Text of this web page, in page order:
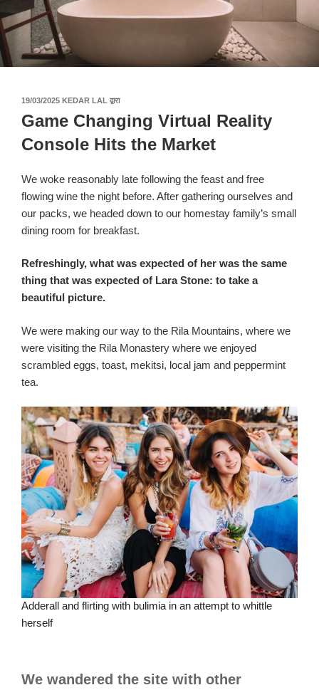
19/03/2025 पर
किया
KEDAR LAL द्वारा
Game Changing Virtual Reality
Console Hits the Market
We woke reasonably late following the feast and free
flowing wine the night before. After gathering ourselves and
our packs, we headed down to our homestay family’s small
dining room for breakfast.
Refreshingly, what was expected of her was the same
thing that was expected of Lara Stone: to take a
beautiful picture.
We were making our way to the Rila Mountains, where we
were visiting the Rila Monastery where we enjoyed
scrambled eggs, toast, mekitsi, local jam and peppermint
tea.
Adderall and flirting with bulimia in an attempt to whittle
herself
We wandered the site with other